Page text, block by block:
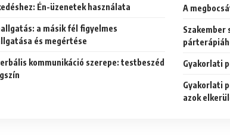
Én-üzenetek használata
a másik fél figyelmes
és megértése
kommunikáció szerepe: testbeszéd
A
Szakember
Gyakorlati
Gyakorlati
azok